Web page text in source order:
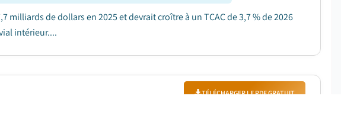
milliards de dollars en 2025 et devrait croître à un TCAC de 3,7 % de 2026
intérieur....
TÉLÉCHARGER LE PDF GRATUIT